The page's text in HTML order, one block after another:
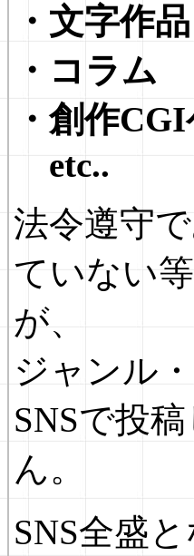
・文字作品
・コラム
・創作
etc..
法令遵守
ていない
が、
ジャンル
SNSで投
ん。
SNS全盛